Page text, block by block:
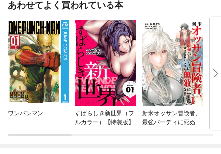
あわせてよく買われている本
ワンパンマン
すばらしき新世界（フ
ルカラー）【特装版】
新米オッサン冒険者、
最強パーティに死ぬほ